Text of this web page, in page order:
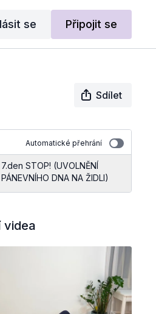
se Připojit se
Sdílet
Automatické přehrání
7.den STOP! (UVOLNĚNÍ
PÁNEVNÍHO DNA NA ŽIDLI)
videa